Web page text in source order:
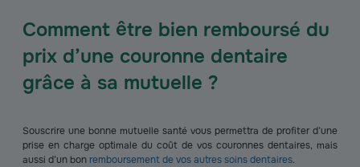
Comment être bien remboursé du
prix d’une couronne dentaire
grâce à sa mutuelle ?
Souscrire une bonne mutuelle santé vous permettra de profiter d’une
prise en charge optimale du coût de vos couronnes dentaires, mais
aussi d’un bon remboursement de vos autres soins dentaires.